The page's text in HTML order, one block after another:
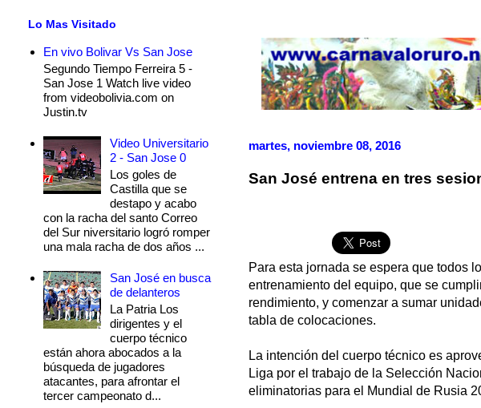
martes, noviembre 08, 2016
San José entrena en tres
Para esta jornada se espera que todos
entrenamiento del equipo, que se
rendimiento, y comenzar a sumar
tabla de colocaciones.
La intención del cuerpo técnico es
Liga por el trabajo de la Selección
eliminatorias para el Mundial de Rusia
Lo Mas Visitado
En vivo Bolivar Vs San Jose
Segundo Tiempo Ferreira 5 -
San Jose 1 Watch live video
from videobolivia.com on
Justin.tv
Video Universitario
2 - San Jose 0
Los goles de
Castilla que se
destapo y acabo
con la racha del santo Correo
del Sur niversitario logró romper
una mala racha de dos años ...
San José en busca
de delanteros
La Patria Los
dirigentes y el
cuerpo técnico
están ahora abocados a la
búsqueda de jugadores
atacantes, para afrontar el
tercer campeonato d...